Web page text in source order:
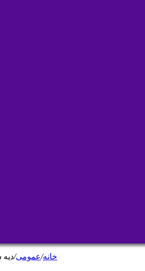
خانه/عمومی/